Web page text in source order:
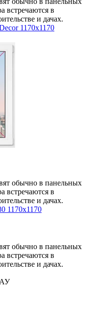
встречаются в
и дачах.
1170x1170
обычно в панельных
встречаются в
и дачах.
1170x1170
обычно в панельных
встречаются в
и дачах.